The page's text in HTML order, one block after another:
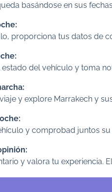
basándose en sus
proporciona tus datos de
del vehículo y toma
y explore Marrakech y
y comprobad juntos su
y valora tu experiencia.